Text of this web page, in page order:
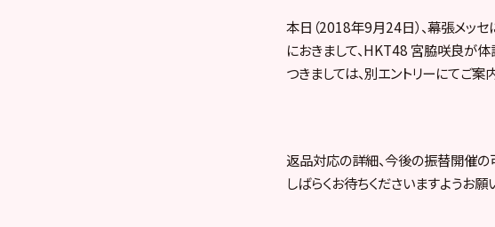
本日（2018年9月24日）、幕張メッセ
におきまして、HKT48 宮脇咲良が
つきましては、別エントリーにてご案
返品対応の詳細、今後の振替開催の
しばらくお待ちくださいますようお願